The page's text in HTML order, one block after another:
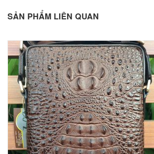
SẢN PHẨM LIÊN QUAN
GIỎ
Túi đeo chéo nam công sở da bò sáp đựng tài liệu A4 KT57
₫
GIỎ